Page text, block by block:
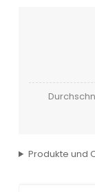
Produkte und